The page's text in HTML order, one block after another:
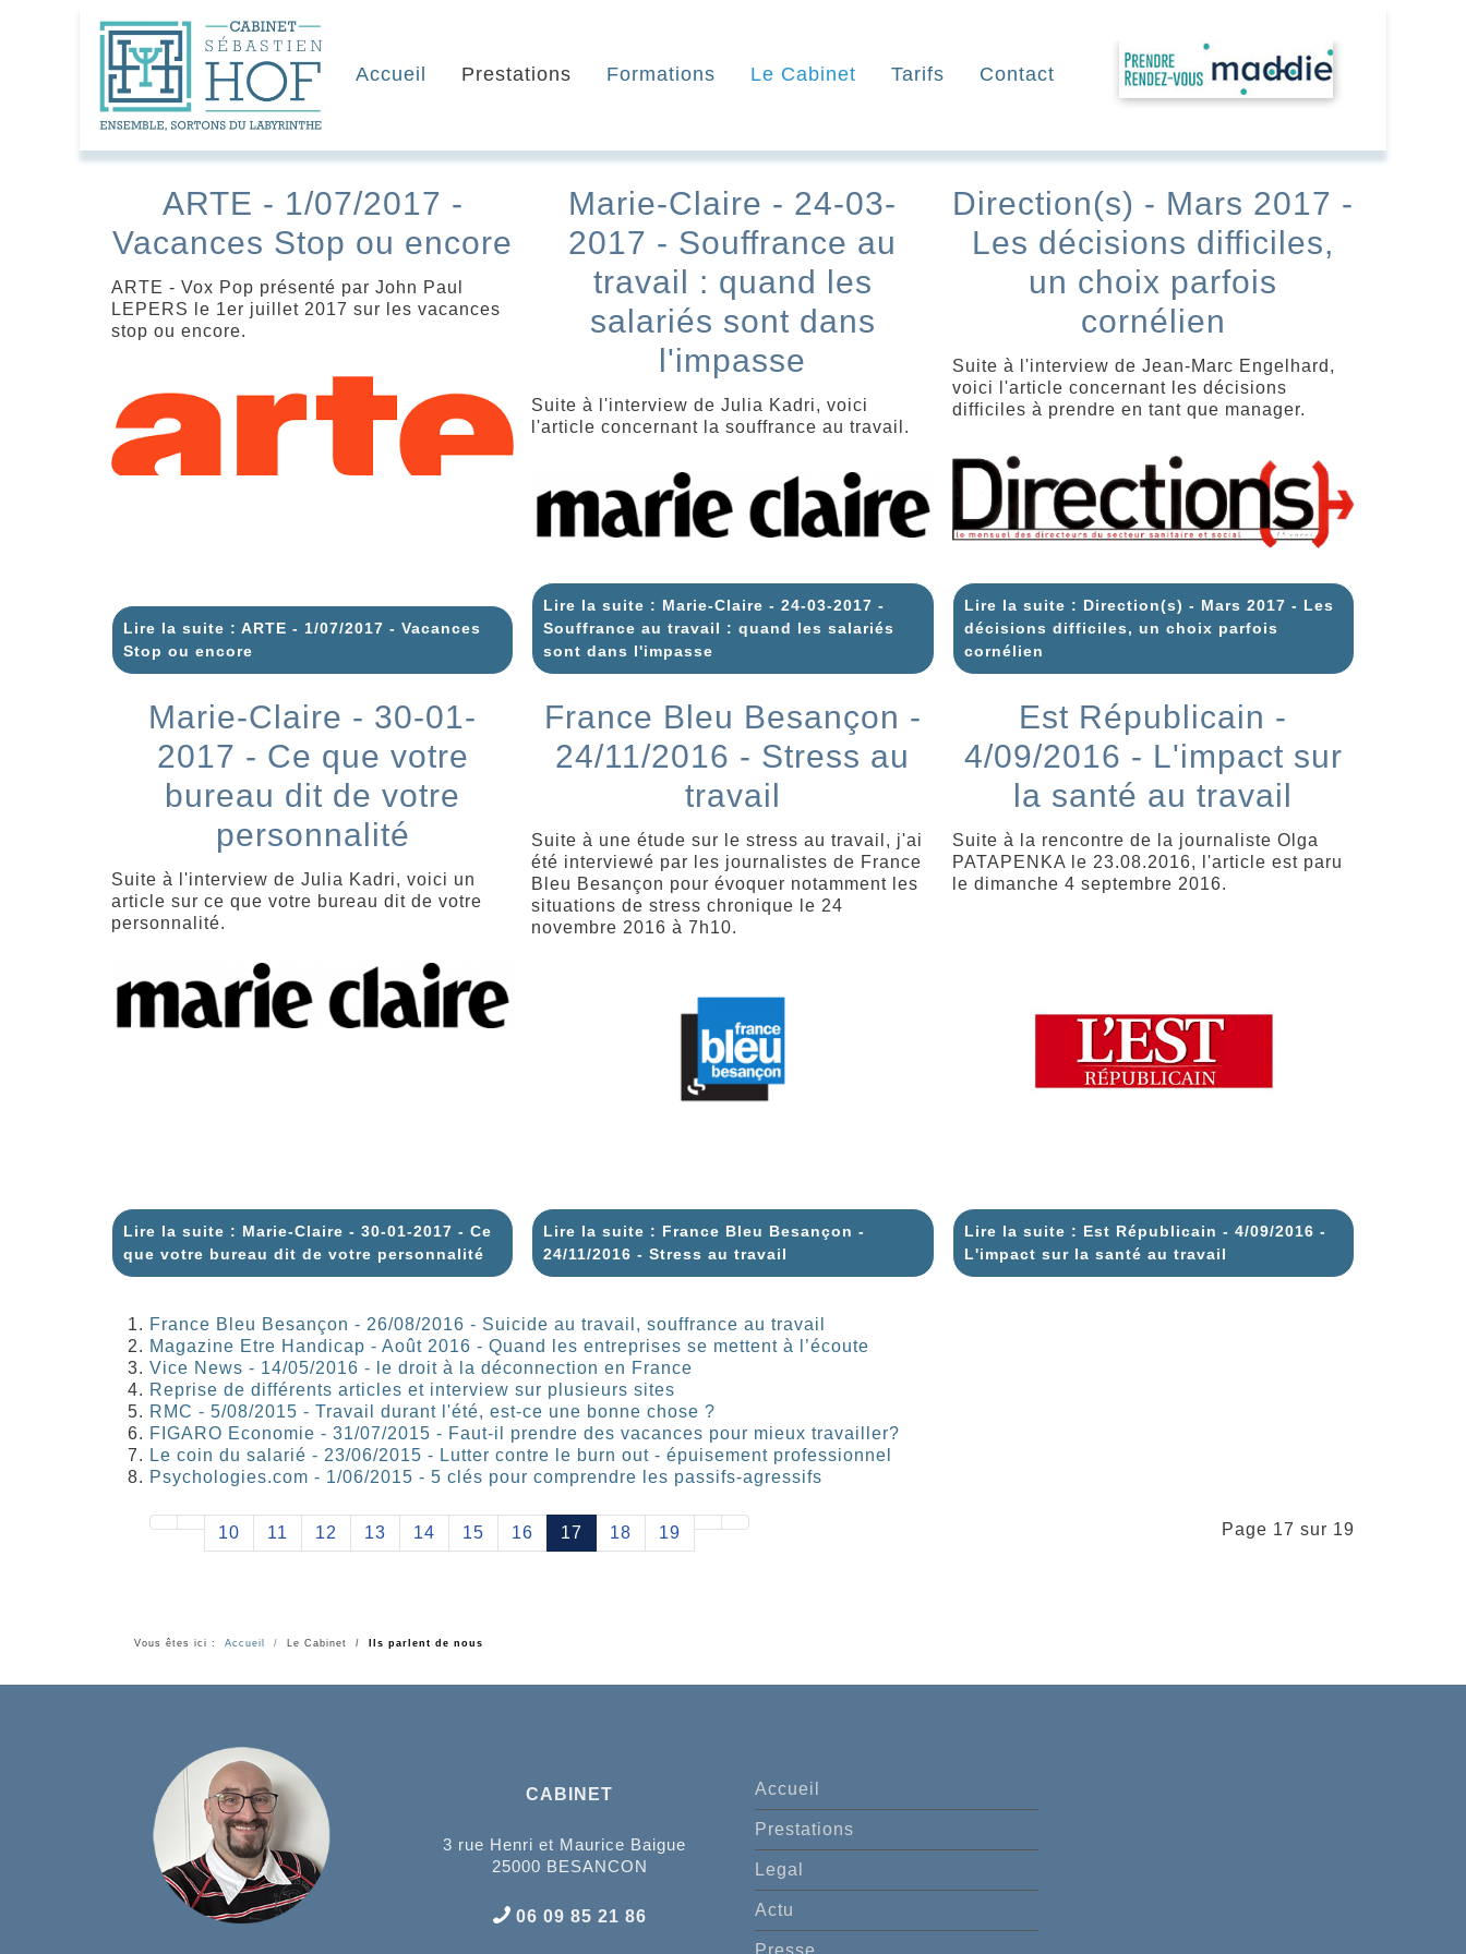
Accueil Prestations Formations Le Cabinet Tarifs Contact
ARTE - 1/07/2017 -
Vacances Stop ou encore
ARTE - Vox Pop présenté par John Paul
LEPERS le 1er juillet 2017 sur les vacances
stop ou encore.
Lire la suite : ARTE - 1/07/2017 - Vacances
Stop ou encore
Marie-Claire - 24-03-
2017 - Souffrance au
travail : quand les
salariés sont dans
l'impasse
Suite à l'interview de Julia Kadri, voici
l'article concernant la souffrance au travail.
Lire la suite : Marie-Claire - 24-03-2017 -
Souffrance au travail : quand les salariés
sont dans l'impasse
Direction(s) - Mars 2017 -
Les décisions difficiles,
un choix parfois
cornélien
Suite à l'interview de Jean-Marc Engelhard,
voici l'article concernant les décisions
difficiles à prendre en tant que manager.
Lire la suite : Direction(s) - Mars 2017 - Les
décisions difficiles, un choix parfois
cornélien
Marie-Claire - 30-01-
2017 - Ce que votre
bureau dit de votre
personnalité
Suite à l'interview de Julia Kadri, voici un
article sur ce que votre bureau dit de votre
personnalité.
Lire la suite : Marie-Claire - 30-01-2017 - Ce
que votre bureau dit de votre personnalité
France Bleu Besançon -
24/11/2016 - Stress au
travail
Suite à une étude sur le stress au travail, j'ai
été interviewé par les journalistes de France
Bleu Besançon pour évoquer notamment les
situations de stress chronique le 24
novembre 2016 à 7h10.
Lire la suite : France Bleu Besançon -
24/11/2016 - Stress au travail
Est Républicain -
4/09/2016 - L'impact sur
la santé au travail
Suite à la rencontre de la journaliste Olga
PATAPENKA le 23.08.2016, l'article est paru
le dimanche 4 septembre 2016.
Lire la suite : Est Républicain - 4/09/2016 -
L'impact sur la santé au travail
France Bleu Besançon - 26/08/2016 - Suicide au travail, souffrance au travail
Magazine Etre Handicap - Août 2016 - Quand les entreprises se mettent à l’écoute
Vice News - 14/05/2016 - le droit à la déconnection en France
Reprise de différents articles et interview sur plusieurs sites
RMC - 5/08/2015 - Travail durant l'été, est-ce une bonne chose ?
FIGARO Economie - 31/07/2015 - Faut-il prendre des vacances pour mieux travailler?
Le coin du salarié - 23/06/2015 - Lutter contre le burn out - épuisement professionnel
Psychologies.com - 1/06/2015 - 5 clés pour comprendre les passifs-agressifs
Page 17 sur 19
10 11 12 13 14 15 16 17 18 19
Vous êtes ici : Accueil Le Cabinet Ils parlent de nous
CABINET
3 rue Henri et Maurice Baigue
25000 BESANCON
06 09 85 21 86
Accueil
Prestations
Legal
Actu
Presse